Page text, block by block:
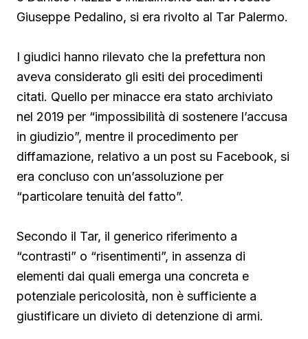
Giuseppe Pedalino, si era rivolto al Tar Palermo.
I giudici hanno rilevato che la prefettura non
aveva considerato gli esiti dei procedimenti
citati. Quello per minacce era stato archiviato
nel 2019 per “impossibilità di sostenere l’accusa
in giudizio”, mentre il procedimento per
diffamazione, relativo a un post su Facebook, si
era concluso con un’assoluzione per
“particolare tenuità del fatto”.
Secondo il Tar, il generico riferimento a
“contrasti” o “risentimenti”, in assenza di
elementi dai quali emerga una concreta e
potenziale pericolosità, non è sufficiente a
giustificare un divieto di detenzione di armi.